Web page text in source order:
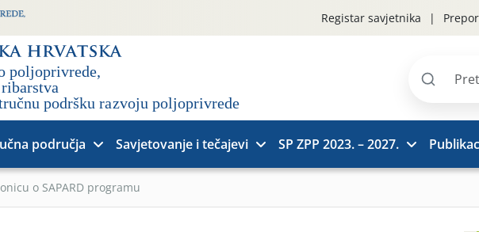
Registar savjetnika
Pretraži
područja Savjetovanje i tečajevi SP ZPP 2023. – 2027.
o SAPARD programu